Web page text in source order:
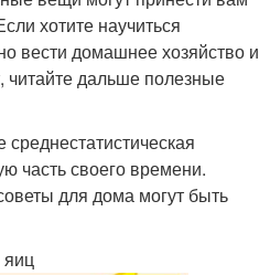
Картошки с курицей
Курица в маринаде
хотите научиться
вести домашнее хозяйство и
читайте дальше полезные
часть своего времени.
для дома могут быть
яиц